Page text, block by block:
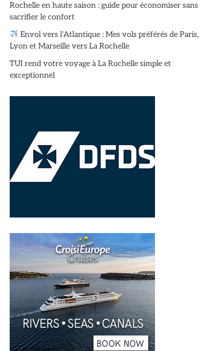
Rochelle en haute saison : guide pour économiser sans
sacrifier le confort
Envol vers l’Atlantique : Mes vols préférés de Paris,
Lyon et Marseille vers La Rochelle
TUI rend votre voyage à La Rochelle simple et
exceptionnel